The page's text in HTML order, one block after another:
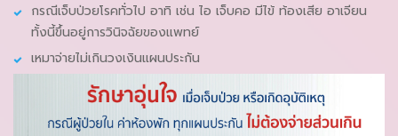
กรณีเจ็บป่วยโรคทั่วไป อาทิ เช่น ไอ เจ็บคอ มีไข้ ท้องเสีย อาเจียน
ทั้งนี้ขึ้นอยู่การวินิจฉัยของแพทย์
เหมาจ่ายไม่เกินวงเงินแผนประกัน